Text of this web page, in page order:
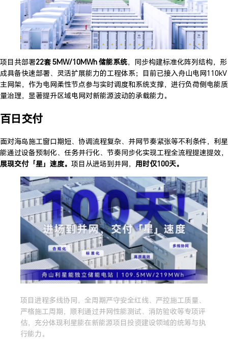
项目共部署22套 5MW/10MWh 储能系统，同步构建标准化阵列结构，形
成具备快速部署、灵活扩展能力的工程体系；目前已接入舟山电网110kV
主网架，作为电网柔性节点参与实时调度和系统支撑，进行负荷侧电能质
量治理，显著提升区域电网对新能源波动的承载能力。
百日交付
面对海岛施工窗口期短、协调流程复杂、并网节奏紧张等不利条件，利星
能通过设备预制化、任务并行化、节奏同步化实现工程全流程提速提效，
展现交付「星」速度。 项目从进场到并网， 用时仅100天。
项目进程多线协同，全周期严守安全红线、严控施工质量、
严格施工周期，顺利通过并网性能测试、消防验收等专项评
估，充分体现利星能在新能源项目投资建设领域的统筹与执
行能力。